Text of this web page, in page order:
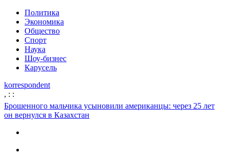
Политика
Экономика
Общество
Спорт
Наука
Шоу-бизнес
Карусель
korrespondent
, : :
Брошенного мальчика усыновили американцы: через 25 лет
он вернулся в Казахстан